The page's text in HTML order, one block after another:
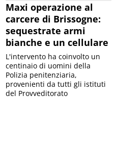
Maxi operazione al
carcere di Brissogne:
sequestrate armi
bianche e un cellulare
L'intervento ha coinvolto un
centinaio di uomini della
Polizia penitenziaria,
provenienti da tutti gli istituti
del Provveditorato